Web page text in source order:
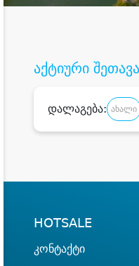
აქტიური
დალაგება: ახალი
HOTSALE
კონტაქტი